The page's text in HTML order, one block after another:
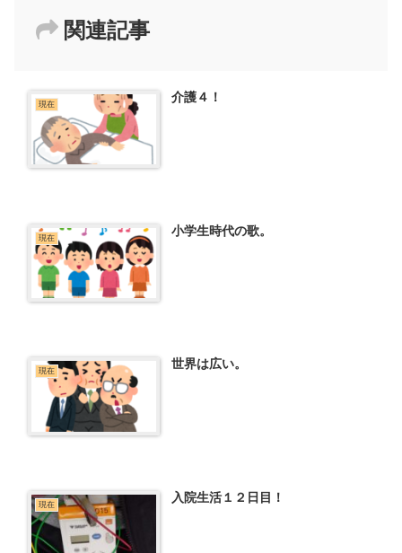
関連記事
現在 介護４！
現在 小学生時代の歌。
現在 世界は広い。
現在 入院生活１２日目！